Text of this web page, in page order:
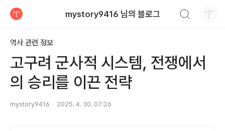
mystory9416 님의 블로그
역사 관련 정보
고구려 군사적 시스템, 전쟁에서
의 승리를 이끈 전략
mystory9416 2025. 4. 30. 07:26